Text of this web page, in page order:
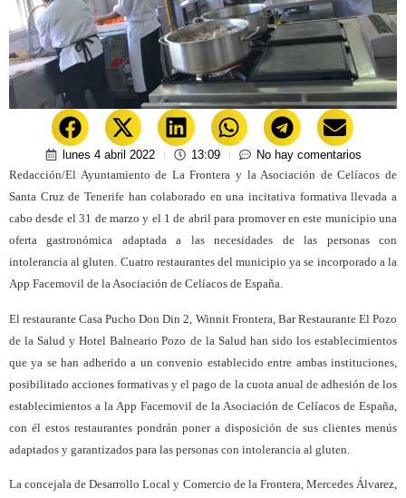
lunes 4 abril 2022 13:09
No hay comentarios
Redacción/El Ayuntamiento de La Frontera y la Asociación de Celíacos de
Santa Cruz de Tenerife han colaborado en una incitativa formativa llevada a
cabo desde el 31 de marzo y el 1 de abril para promover en este municipio una
oferta gastronómica adaptada a las necesidades de las personas con
intolerancia al gluten. Cuatro restaurantes del municipio ya se incorporado a la
App Facemovil de la Asociación de Celíacos de España.
El restaurante Casa Pucho Don Din 2, Winnit Frontera, Bar Restaurante El Pozo
de la Salud y Hotel Balneario Pozo de la Salud han sido los establecimientos
que ya se han adherido a un convenio establecido entre ambas instituciones,
posibilitado acciones formativas y el pago de la cuota anual de adhesión de los
establecimientos a la App Facemovil de la Asociación de Celíacos de España,
con él estos restaurantes pondrán poner a disposición de sus clientes menús
adaptados y garantizados para las personas con intolerancia al gluten.
La concejala de Desarrollo Local y Comercio de la Frontera, Mercedes Álvarez,